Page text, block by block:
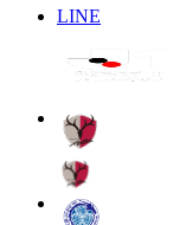
LINE